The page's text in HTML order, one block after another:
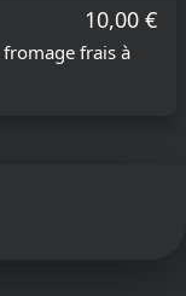
10,00 €
frais à